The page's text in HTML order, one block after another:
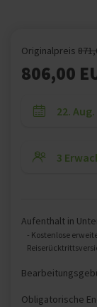
Originalpreis
806,00
Aufenthalt in
- Kostenlose
Obligatorische